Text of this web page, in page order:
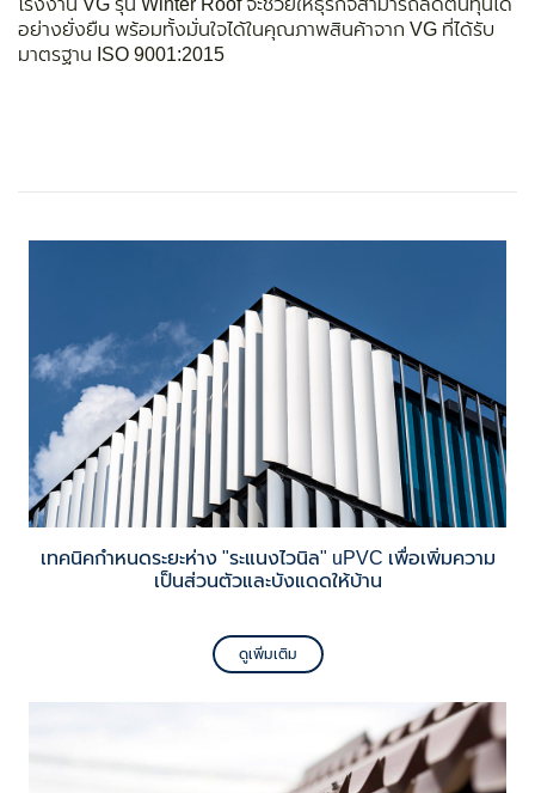
โรงงาน VG รุ่น Winter Roof จะช่วยให้ธุรกิจสามารถลดต้นทุนได้
อย่างยั่งยืน พร้อมทั้งมั่นใจได้ในคุณภาพสินค้าจาก VG ที่ได้รับ
มาตรฐาน ISO 9001:2015
เทคนิคกำหนดระยะห่าง "ระแนงไวนิล" uPVC เพื่อเพิ่มความ
เป็นส่วนตัวและบังแดดให้บ้าน
ดูเพิ่มเติม